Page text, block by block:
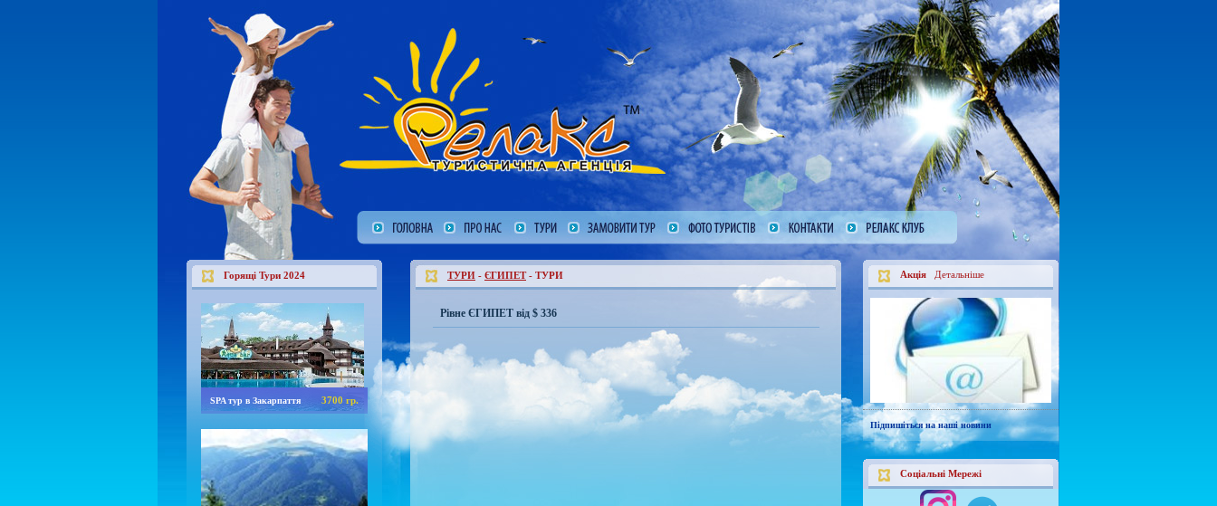
Горящі Тури 2024
SPA тур в Закарпаття 3700 гр.
ТУРИ - ЄГИПЕТ- ТУРИ
Рівне ЄГИПЕТ від $ 336
Акція Детальніше
Підпишіться на наші новини
Соціальні Мережі